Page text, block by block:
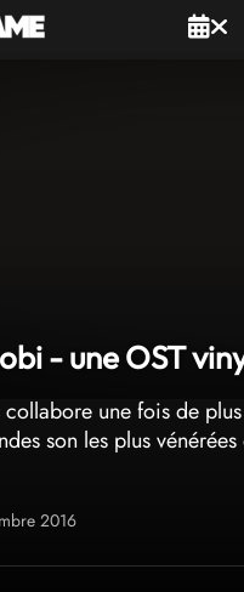
- une OST
une fois de
son les plus
2016